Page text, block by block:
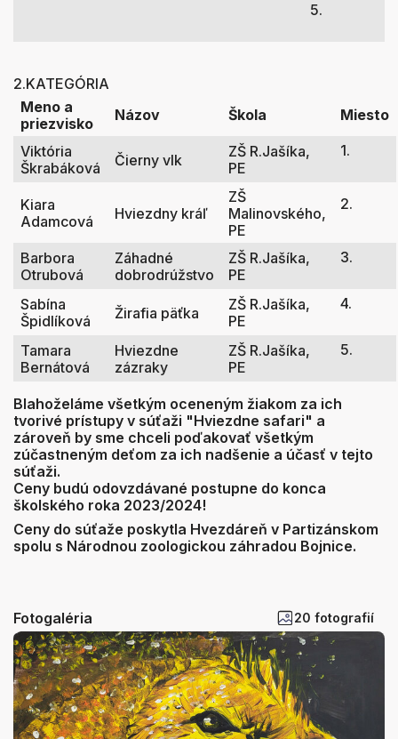
5.
2.KATEGÓRIA
Meno a
priezvisko
Názov Škola Miesto
Viktória
Škrabáková
Čierny vlk
ZŠ R.Jašíka,
PE
1.
Kiara
Adamcová
Hviezdny kráľ
ZŠ
Malinovského,
PE
2.
Barbora
Otrubová
Záhadné
dobrodrúžstvo
ZŠ R.Jašíka,
PE
3.
Sabína
Špidlíková
Žirafia päťka
ZŠ R.Jašíka,
PE
4.
Tamara
Bernátová
Hviezdne
zázraky
ZŠ R.Jašíka,
PE
5.
Blahoželáme všetkým oceneným žiakom za ich
tvorivé prístupy v súťaži "Hviezdne safari" a
zároveň by sme chceli poďakovať všetkým
zúčastneným deťom za ich nadšenie a účasť v tejto
súťaži.
Ceny budú odovzdávané postupne do konca
školského roka 2023/2024!
Ceny do súťaže poskytla Hvezdáreň v Partizánskom
spolu s Národnou zoologickou záhradou Bojnice.
Fotogaléria 20 fotografií